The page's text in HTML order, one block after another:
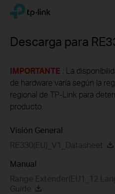
Click
navigation
TP-Link, Reliably Smart
Descarga para
IMPORTANTE : La
de hardware varía según la
regional de TP-Link para
producto.
Visión General
RE330(EU)_V1_Datasheet
Manual
Range Extender(EU1_12
Guide